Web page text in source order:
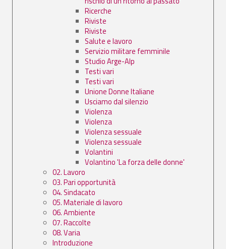
Ricerche
Riviste
Riviste
Salute e lavoro
Servizio militare femminile
Studio Arge-Alp
Testi vari
Testi vari
Unione Donne Italiane
Usciamo dal silenzio
Violenza
Violenza
Violenza sessuale
Violenza sessuale
Volantini
Volantino 'La forza delle donne'
02. Lavoro
03. Pari opportunità
04. Sindacato
05. Materiale di lavoro
06. Ambiente
07. Raccolte
08. Varia
Introduzione